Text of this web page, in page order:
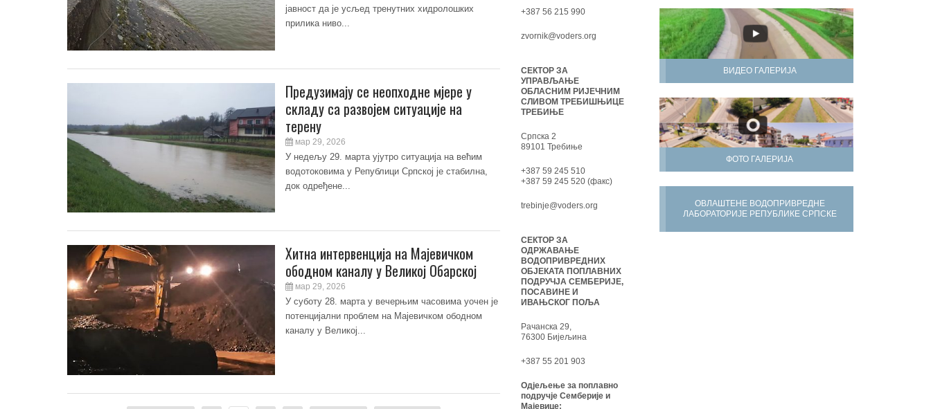
јавност да је усљед тренутних хидролошких
прилика ниво...
Предузимају се неопходне мјере у
складу са развојем ситуације на
терену
мар 29, 2026
У недељу 29. марта ујутро ситуација на већим
водотоковима у Републици Српској је стабилна,
док одређене...
Хитна интервенција на Мајевичком
ободном каналу у Великој Обарској
мар 29, 2026
У суботу 28. марта у вечерњим часовима уочен је
потенцијални проблем на Мајевичком ободном
каналу у Великој...
ВИДЕО ГАЛЕРИЈА
ФОТО ГАЛЕРИЈА
ОВЛАШТЕНЕ ВОДОПРИВРЕДНЕ
ЛАБОРАТОРИЈЕ РЕПУБЛИКЕ СРПСКЕ
+387 56 215 990
zvornik@voders.org
СЕКТОР ЗА
УПРАВЉАЊЕ
ОБЛАСНИМ РИЈЕЧНИМ
СЛИВОМ ТРЕБИШЊИЦЕ
ТРЕБИЊЕ
Српска 2
89101 Требиње
+387 59 245 510
+387 59 245 520 (факс)
trebinje@voders.org
СЕКТОР ЗА
ОДРЖАВАЊЕ
ВОДОПРИВРЕДНИХ
ОБЈЕКАТА ПОПЛАВНИХ
ПОДРУЧЈА СЕМБЕРИЈЕ,
ПОСАВИНЕ И
ИВАЊСКОГ ПОЉА
Рачанска 29,
76300 Бијељина
+387 55 201 903
Одјељење за поплавно
подручје Семберије и
Мајевице: